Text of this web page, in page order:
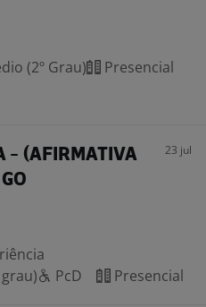
(2º Grau)
Presencial
- (AFIRMATIVA
23 jul
PcD Presencial